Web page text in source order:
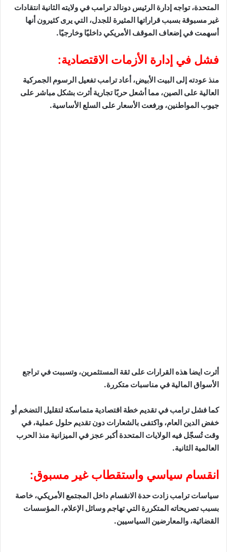
المتحدة، تواجه إدارة الرئيس دونالد ترامب في ولايته الثانية انتقادات
غير مسبوقة بسبب قراراتها المثيرة للجدل، التي يرى كثيرون أنها
أسهمت في إضعاف الموقف الأمريكي داخليًا وخارجيًا.
فشل في إدارة الأزمات الاقتصادية:
منذ عودته إلى البيت الأبيض، أعاد ترامب تفعيل الرسوم الجمركية
العالية على الصين، مما أشعل حربًا تجارية أثرت بشكل مباشر على
جيوب المواطنين، ورفعت الأسعار على السلع الأساسية.
أثرت ايضا هذه القرارات على ثقة المستثمرين، وتسببت في تراجع
الأسواق المالية في مناسبات متكررة.
كما فشل ترامب في تقديم خطة اقتصادية متماسكة لتقليل التضخم أو
خفض الدين العام، واكتفى بالشعارات دون تقديم حلول عملية، في
وقت تُسجّل فيه الولايات المتحدة أكبر عجز في الميزانية منذ الحرب
العالمية الثانية.
انقسام سياسي واستقطاب غير مسبوق:
سياسات ترامب زادت حدة الانقسام داخل المجتمع الأمريكي، خاصة
بسبب تصريحاته المتكررة التي تهاجم وسائل الإعلام، المؤسسات
القضائية، والمعارضين السياسيين.